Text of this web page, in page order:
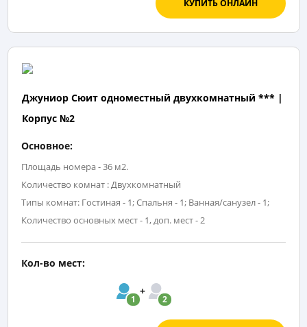
КУПИТЬ ОНЛАЙН
Джуниор Сюит одноместный двухкомнатный *** |
Корпус №2
Основное:
Площадь номера - 36 м2.
Количество комнат : Двухкомнатный
Типы комнат: Гостиная - 1; Спальня - 1; Ванная/санузел - 1;
Количество основных мест - 1, доп. мест - 2
Кол-во мест:
1 2